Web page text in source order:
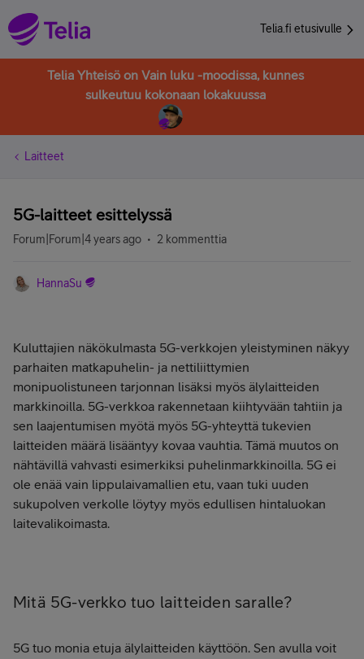
Telia.fi etusivulle
Telia Yhteisö on Vain luku -moodissa, kunnes
sulkeutuu kokonaan lokakuussa
Laitteet
5G-laitteet esittelyssä
Forum|Forum|4 years ago 2 kommenttia
HannaSu
Kuluttajien näkökulmasta 5G-verkkojen yleistyminen näkyy
parhaiten matkapuhelin- ja nettiliittymien
monipuolistuneen tarjonnan lisäksi myös älylaitteiden
markkinoilla. 5G-verkkoa rakennetaan kiihtyvään tahtiin ja
sen laajentumisen myötä myös 5G-yhteyttä tukevien
laitteiden määrä lisääntyy kovaa vauhtia. Tämä muutos on
nähtävillä vahvasti esimerkiksi puhelinmarkkinoilla. 5G ei
ole enää vain lippulaivamallien etu, vaan tuki uuden
sukupolven verkolle löytyy myös edullisen hintaluokan
laitevalikoimasta.
Mitä 5G-verkko tuo laitteiden saralle?
5G tuo monia etuja älylaitteiden käyttöön. Sen avulla voit